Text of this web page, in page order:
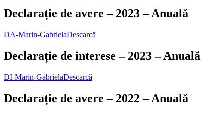
Declarație de avere – 2023 – Anuală
DA-Marin-GabrielaDescarcă
Declarație de interese – 2023 – Anuală
DI-Marin-GabrielaDescarcă
Declarație de avere – 2022 – Anuală